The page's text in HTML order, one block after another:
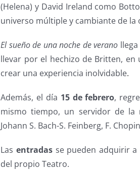
(Helena) y David Ireland como
universo múltiple y cambiante de la
El sueño de una noche de verano
llevar por el hechizo de Britten, en
crear una experiencia inolvidable.
Además, el día 15 de febrero,
mismo tiempo, un servidor de la
Johann S. Bach-S. Feinberg, F.
Las entradasse pueden adquirir a
del propio Teatro.